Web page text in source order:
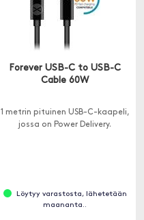
Forever USB-C to USB-C
Cable 60W
1 metrin pituinen USB-C-kaapeli,
jossa on Power Delivery.
Löytyy varastosta, lähetetään
maananta..